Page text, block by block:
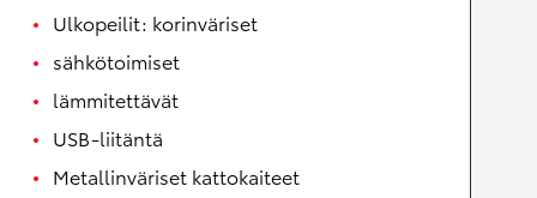
Ulkopeilit: korinväriset
sähkötoimiset
lämmitettävät
USB-liitäntä
Metallinväriset kattokaiteet